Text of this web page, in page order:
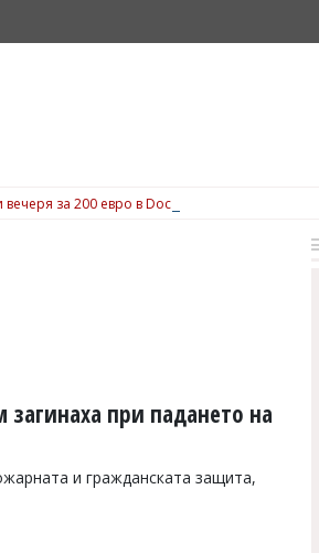
за 200 евро в Dock 5, вижте подробности
при падането на
и гражданската защита,